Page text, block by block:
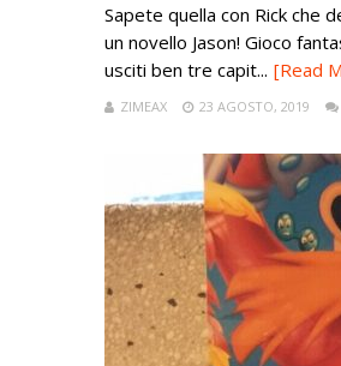
Sapete quella con Rick che
un novello Jason! Gioco
usciti ben tre capit... [Read
ZIMEAX 23 AGOSTO, 2019